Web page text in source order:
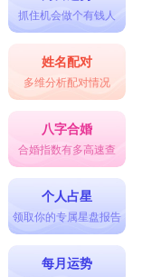
抓住机会做个有钱人
姓名配对
多维分析配对情况
八字合婚
合婚指数有多高速查
个人占星
领取你的专属星盘报告
每月运势